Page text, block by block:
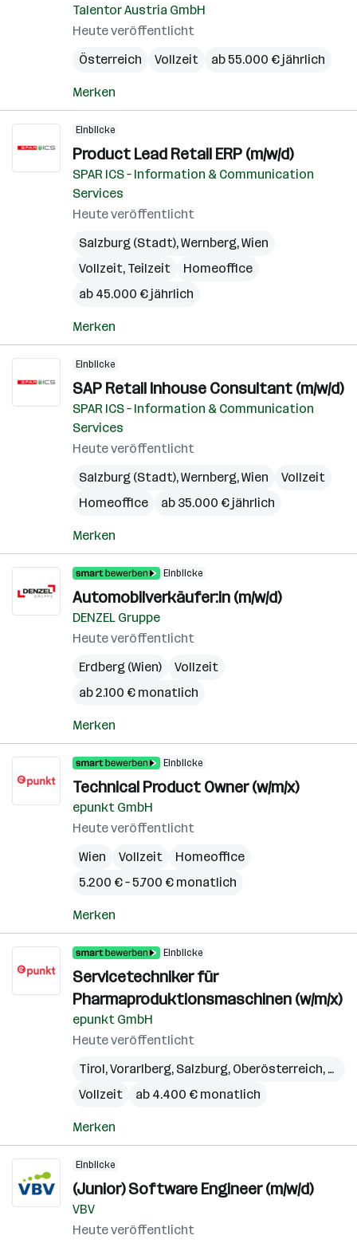
Talentor Austria GmbH
Heute veröffentlicht
Österreich
Vollzeit ab 55.000 € jährlich
Merken
Einblicke
Product Lead Retail ERP (m/w/d)
SPAR ICS – Information & Communication
Services
Heute veröffentlicht
Salzburg (Stadt),Wernberg,Wien
Vollzeit, Teilzeit
Homeoffice
ab 45.000 € jährlich
Merken
Einblicke
SAP Retail Inhouse Consultant (m/w/d)
SPAR ICS – Information & Communication
Services
Heute veröffentlicht
Salzburg (Stadt),Wernberg,Wien
Vollzeit
Homeoffice
ab 35.000 € jährlich
Merken
Einblicke
Automobilverkäufer:in (m/w/d)
DENZEL Gruppe
Heute veröffentlicht
Erdberg (Wien)
Vollzeit
ab 2.100 € monatlich
Merken
Einblicke
Technical Product Owner (w/m/x)
epunkt GmbH
Heute veröffentlicht
Wien
Vollzeit
Homeoffice
5.200 € – 5.700 € monatlich
Merken
Einblicke
Servicetechniker für
Pharmaproduktionsmaschinen (w/m/x)
epunkt GmbH
Heute veröffentlicht
Tirol,Vorarlberg, Salzburg, Oberösterreich,
Vollzeit
ab 4.400 € monatlich
Merken
Einblicke
(Junior) Software Engineer (m/w/d)
VBV
Heute veröffentlicht